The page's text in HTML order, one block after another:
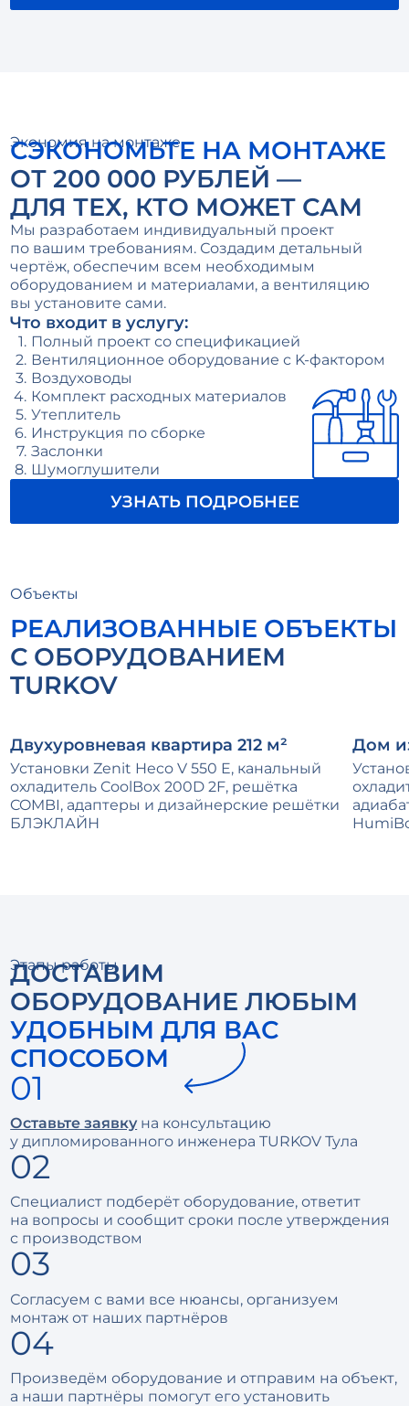
Экономия на монтаже
СЭКОНОМЬТЕ НА МОНТАЖЕ
ОТ 200 000 РУБЛЕЙ —
ДЛЯ ТЕХ, КТО МОЖЕТ САМ
Мы разработаем индивидуальный проект
по вашим требованиям. Создадим детальный
чертёж, обеспечим всем необходимым
оборудованием и материалами, а вентиляцию
вы установите сами.
Что входит в услугу:
Полный проект со спецификацией
Вентиляционное оборудование с K-фактором
Воздуховоды
Комплект расходных материалов
Утеплитель
Инструкция по сборке
Заслонки
Шумоглушители
УЗНАТЬ ПОДРОБНЕЕ
Объекты
РЕАЛИЗОВАННЫЕ ОБЪЕКТЫ
С ОБОРУДОВАНИЕМ
TURKOV
Двухуровневая квартира 212 м²
Установки Zenit Heco V 550 E, канальный
охладитель CoolBox 200D 2F, решётка
COMBI, адаптеры и дизайнерские решётки
БЛЭКЛАЙН
Дом
Этапы работы
ДОСТАВИМ
ОБОРУДОВАНИЕ ЛЮБЫМ
УДОБНЫМ ДЛЯ ВАС
СПОСОБОМ
Оставьте заявкуна консультацию
у дипломированного инженера TURKOV Тула
Специалист подберёт оборудование, ответит
на вопросы и сообщит сроки после утверждения
с производством
Согласуем с вами все нюансы, организуем
монтаж от наших партнёров
Произведём оборудование и отправим на объект,
а наши партнёры помогут его установить